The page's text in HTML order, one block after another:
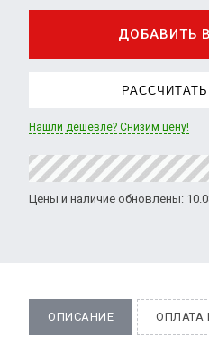
ДОБАВИТЬ
Нашли дешевле? Снизим цену!
Цены и наличие обновлены:
ОПИСАНИЕ ОПЛАТА